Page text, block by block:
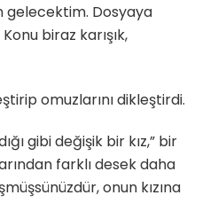
gelecektim. Dosyaya
biraz karışık,
omuzlarını dikleştirdi.
gibi değişik bir kız,” bir
farklı desek daha
onun kızına